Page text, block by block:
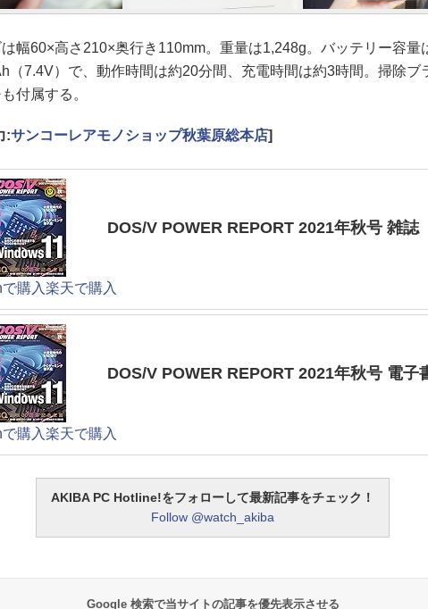
幅60×高さ210×奥行き110mm。重量は1,248g。バッテリー容量
（7.4V）で、動作時間は約20分間、充電時間は約3時間。掃除ブ
付属する。
:サンコーレアモノショップ秋葉原総本店]
DOS/V POWER REPORT 2021年秋号 雑誌
購入楽天で購入
DOS/V POWER REPORT 2021年秋号 電子
購入楽天で購入
AKIBA PC Hotline!をフォローして最新記事をチェック！
Follow @watch_akiba
Google 検索で当サイトの記事を優先表示させる